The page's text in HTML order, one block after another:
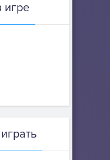
игре